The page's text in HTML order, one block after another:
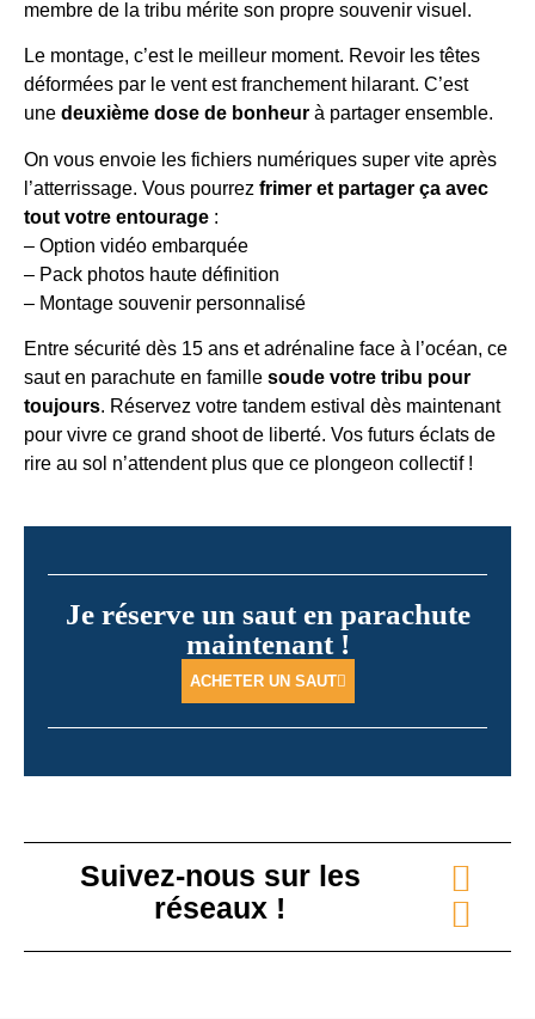
membre de la tribu mérite son propre souvenir visuel.
Le montage, c’est le meilleur moment. Revoir les têtes
déformées par le vent est franchement hilarant. C’est
une deuxième dose de bonheur à partager ensemble.
On vous envoie les fichiers numériques super vite après
l’atterrissage. Vous pourrez frimer et partager ça avec
tout votre entourage :
– Option vidéo embarquée
– Pack photos haute définition
– Montage souvenir personnalisé
Entre sécurité dès 15 ans et adrénaline face à l’océan, ce
saut en parachute en famille soude votre tribu pour
toujours. Réservez votre tandem estival dès maintenant
pour vivre ce grand shoot de liberté. Vos futurs éclats de
rire au sol n’attendent plus que ce plongeon collectif !
Je réserve un saut en parachute
maintenant !
ACHETER UN SAUT
Suivez-nous sur les
réseaux !